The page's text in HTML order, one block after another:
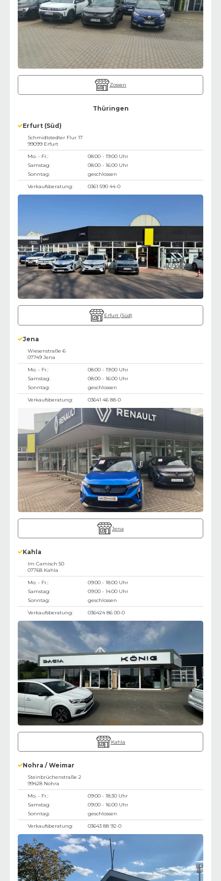
Zossen
Thüringen
Erfurt (Süd)
Schmidtstedter Flur 17
99099 Erfurt
Mo. - Fr.:
08:00 - 19:00 Uhr
Samstag:
08:00 - 16:00 Uhr
Sonntag:
geschlossen
Verkaufsberatung:
0361 590 44-0
Erfurt (Süd)
Jena
Wiesenstraße 6
07749 Jena
Mo. - Fr.:
08:00 - 19:00 Uhr
Samstag:
08:00 - 16:00 Uhr
Sonntag:
geschlossen
Verkaufsberatung:
03641 46 88-0
Jena
Kahla
Im Camisch 50
07768 Kahla
Mo. - Fr.:
09:00 - 18:00 Uhr
Samstag:
09:00 - 14:00 Uhr
Sonntag:
geschlossen
Verkaufsberatung:
036424 86 00-0
Kahla
Nohra / Weimar
Steinbrüchenstraße 2
99428 Nohra
Mo. - Fr.:
09:00 - 18:30 Uhr
Samstag:
09:00 - 16:00 Uhr
Sonntag:
geschlossen
Verkaufsberatung:
03643 88 92-0